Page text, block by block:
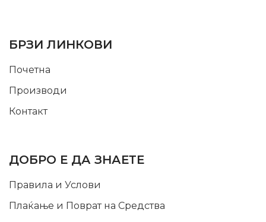
БРЗИ ЛИНКОВИ
Почетна
Производи
Контакт
ДОБРО Е ДА ЗНАЕТЕ
Правила и Услови
Плаќање и Поврат на Средства